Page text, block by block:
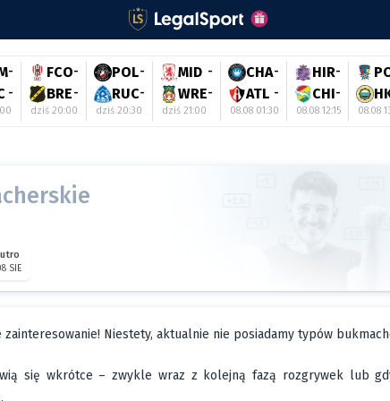
-
-
FCO-
BRE-
dziś 20:00
POL-
RUC-
dziś 20:30
MID -
WRE-
dziś 21:00
CHA-
ATL -
08.08 01:30
HIR-
CHI-
08.08 12:15 08.08
SIE
zainteresowanie! Niestety, aktualnie nie posiadamy typów
się wkrótce – zwykle wraz z kolejną fazą rozgrywek lub